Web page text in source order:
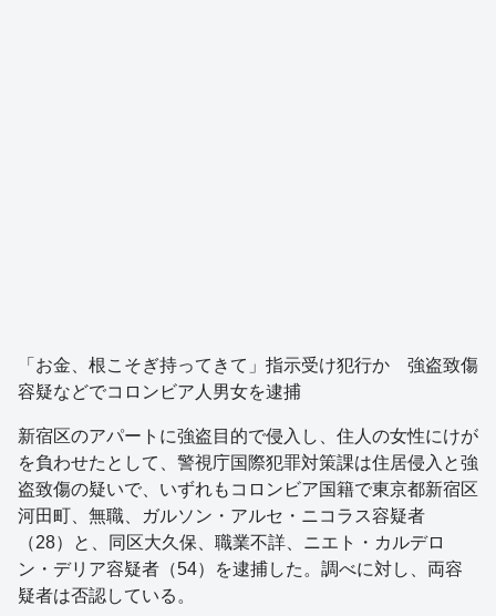
「お金、根こそぎ持ってきて」指示受け犯行か 強盗致傷
容疑などでコロンビア人男女を逮捕
新宿区のアパートに強盗目的で侵入し、住人の女性にけが
を負わせたとして、警視庁国際犯罪対策課は住居侵入と強
盗致傷の疑いで、いずれもコロンビア国籍で東京都新宿区
河田町、無職、ガルソン・アルセ・ニコラス容疑者
（28）と、同区大久保、職業不詳、ニエト・カルデロ
ン・デリア容疑者（54）を逮捕した。調べに対し、両容
疑者は否認している。